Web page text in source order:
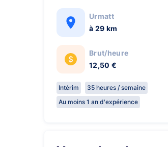
Urmatt
à 29 km
Brut/heure
12,50 €
Intérim
35 heures / semaine
Au moins 1 an d'expérience